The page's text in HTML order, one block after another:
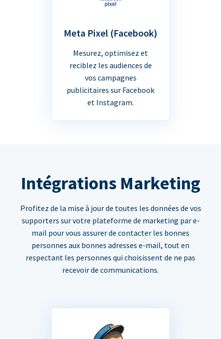
Meta Pixel (Facebook)
Mesurez, optimisez et
reciblez les audiences de
vos campagnes
publicitaires sur Facebook
et Instagram.
Intégrations Marketing
Profitez de la mise à jour de toutes les données de vos
supporters sur votre plateforme de marketing par e-
mail pour vous assurer de contacter les bonnes
personnes aux bonnes adresses e-mail, tout en
respectant les personnes qui choisissent de ne pas
recevoir de communications.